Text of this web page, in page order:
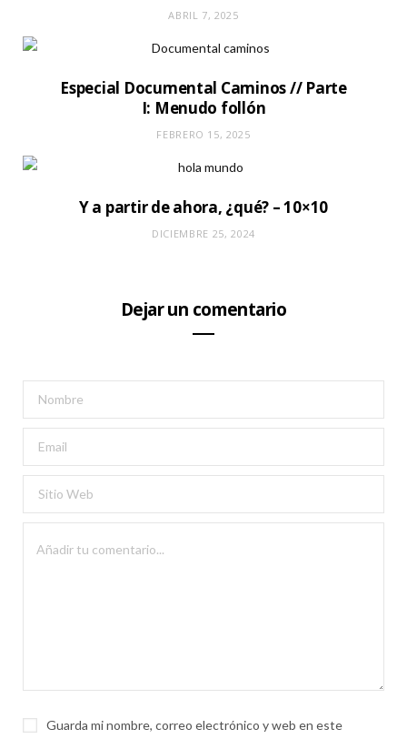
ABRIL 7, 2025
Especial Documental Caminos // Parte
I: Menudo follón
FEBRERO 15, 2025
Y a partir de ahora, ¿qué? – 10×10
DICIEMBRE 25, 2024
Dejar un comentario
Guarda mi nombre, correo electrónico y web en este